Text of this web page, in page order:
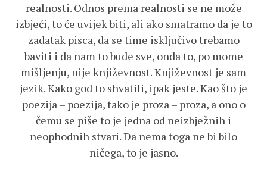
realnosti. Odnos prema realnosti se ne može
izbjeći, to će uvijek biti, ali ako smatramo da je to
zadatak pisca, da se time isključivo trebamo
baviti i da nam to bude sve, onda to, po mome
mišljenju, nije književnost. Književnost je sam
jezik. Kako god to shvatili, ipak jeste. Kao što je
poezija – poezija, tako je proza – proza, a ono o
čemu se piše to je jedna od neizbježnih i
neophodnih stvari. Da nema toga ne bi bilo
ničega, to je jasno.